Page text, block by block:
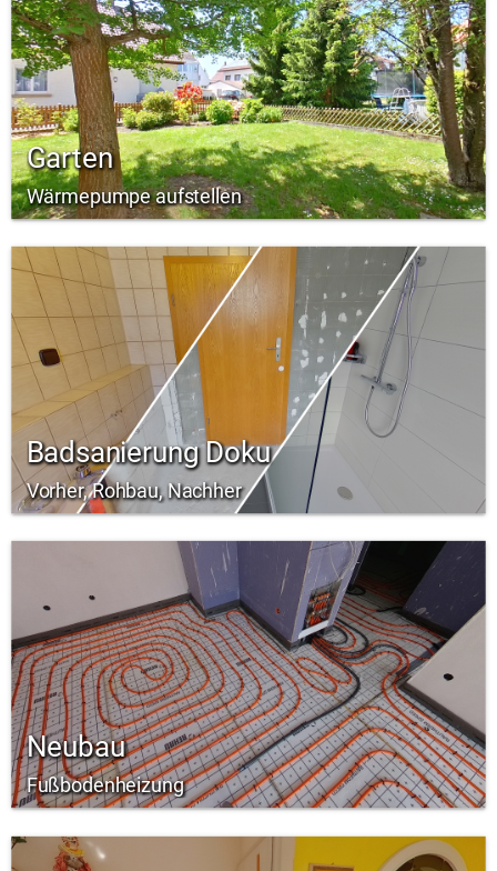
Garten
Wärmepumpe aufstellen
Badsanierung Doku
Vorher, Rohbau, Nachher
Neubau
Fußbodenheizung